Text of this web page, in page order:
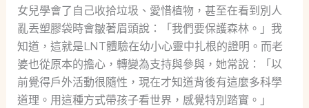
女兒學會了自己收拾垃圾、愛惜植物，甚至在看到別人
亂丟塑膠袋時會皺著眉頭說：「我們要保護森林。」我
知道，這就是LNT體驗在幼小心靈中扎根的證明。而老
婆也從原本的擔心，轉變為支持與參與，她常說：「以
前覺得戶外活動很隨性，現在才知道背後有這麼多科學
道理。用這種方式帶孩子看世界，感覺特別踏實。」